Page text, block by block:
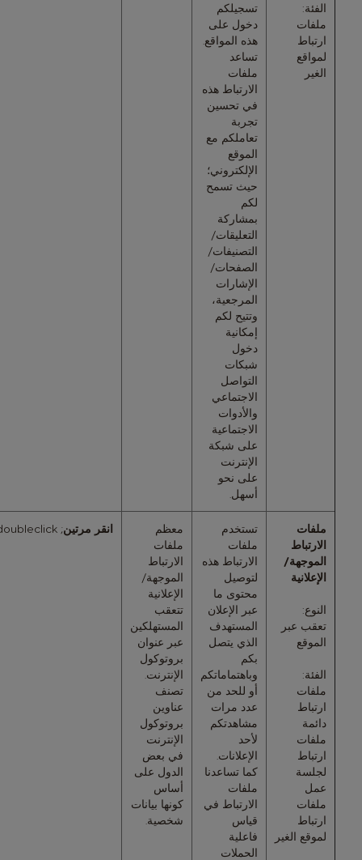
الفئة:
ملفات
ارتباط
لمواقع
الغير
تسجيلكم
دخول على
هذه المواقع.
تساعد
ملفات
الارتباط هذه
في تحسين
تجربة
تعاملكم مع
الموقع
الإلكتروني؛
حيث تسمح
لكم
بمشاركة
التعليقات/
التصنيفات/
الصفحات/
الإشارات
المرجعية،
وتتيح لكم
إمكانية
دخول
شبكات
التواصل
الاجتماعي
والأدوات
الاجتماعية
على شبكة
الإنترنت
على نحو
أسهل.
ملفات
الارتباط
الموجهة/
الإعلانية
النوع:
تعقب عبر
الموقع
الفئة:
ملفات
ارتباط
دائمة
ملفات
ارتباط
لجلسة
عمل
ملفات
ارتباط
لموقع الغير
تستخدم
ملفات
الارتباط هذه
لتوصيل
محتوى ما
عبر الإعلان
المستهدف
الذي يتصل
بكم
وباهتماماتكم
أو للحد من
عدد مرات
مشاهدتكم
لأحد
الإعلانات.
كما تساعدنا
ملفات
الارتباط في
قياس
فاعلية
الحملات
معظم
ملفات
الارتباط
الموجهة/
الإعلانية
تتعقب
المستهلكين
عبر عنوان
بروتوكول
الإنترنت.
تصنف
عناوين
بروتوكول
الإنترنت
في بعض
الدول على
أساس
كونها بيانات
شخصية.
انقر مرتين;